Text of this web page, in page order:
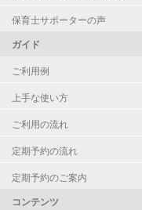
お子様の撮影
保育士サポーターの声
ガイド
ご利用例
上手な使い方
ご利用の流れ
定期予約の流れ
定期予約のご案内
コンテンツ